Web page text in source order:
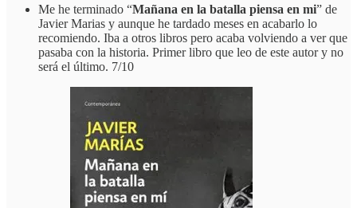
Me he terminado “Mañana en la batalla piensa en mi” de
Javier Marias y aunque he tardado meses en acabarlo lo
recomiendo. Iba a otros libros pero acaba volviendo a ver que
pasaba con la historia. Primer libro que leo de este autor y no
será el último. 7/10